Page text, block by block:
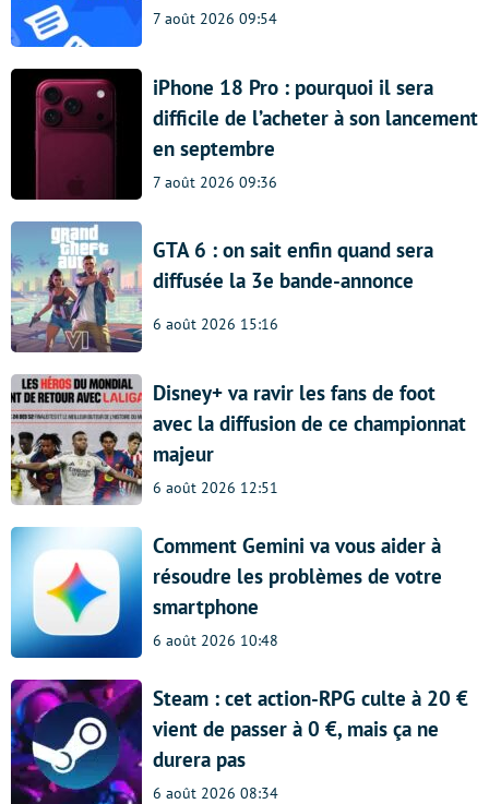
7 août 2026 09:54
iPhone 18 Pro : pourquoi il sera
difficile de l’acheter à son lancement
en septembre
7 août 2026 09:36
GTA 6 : on sait enfin quand sera
diffusée la 3e bande-annonce
6 août 2026 15:16
Disney+ va ravir les fans de foot
avec la diffusion de ce championnat
majeur
6 août 2026 12:51
Comment Gemini va vous aider à
résoudre les problèmes de votre
smartphone
6 août 2026 10:48
Steam : cet action-RPG culte à 20 €
vient de passer à 0 €, mais ça ne
durera pas
6 août 2026 08:34